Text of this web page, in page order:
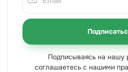
Подписываясь на нашу
соглашаетесь с нашими